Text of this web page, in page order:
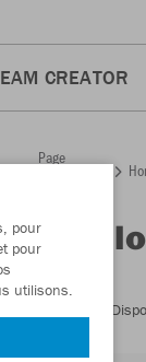
CREATOR
Page
-
pour
pour
utilisons.